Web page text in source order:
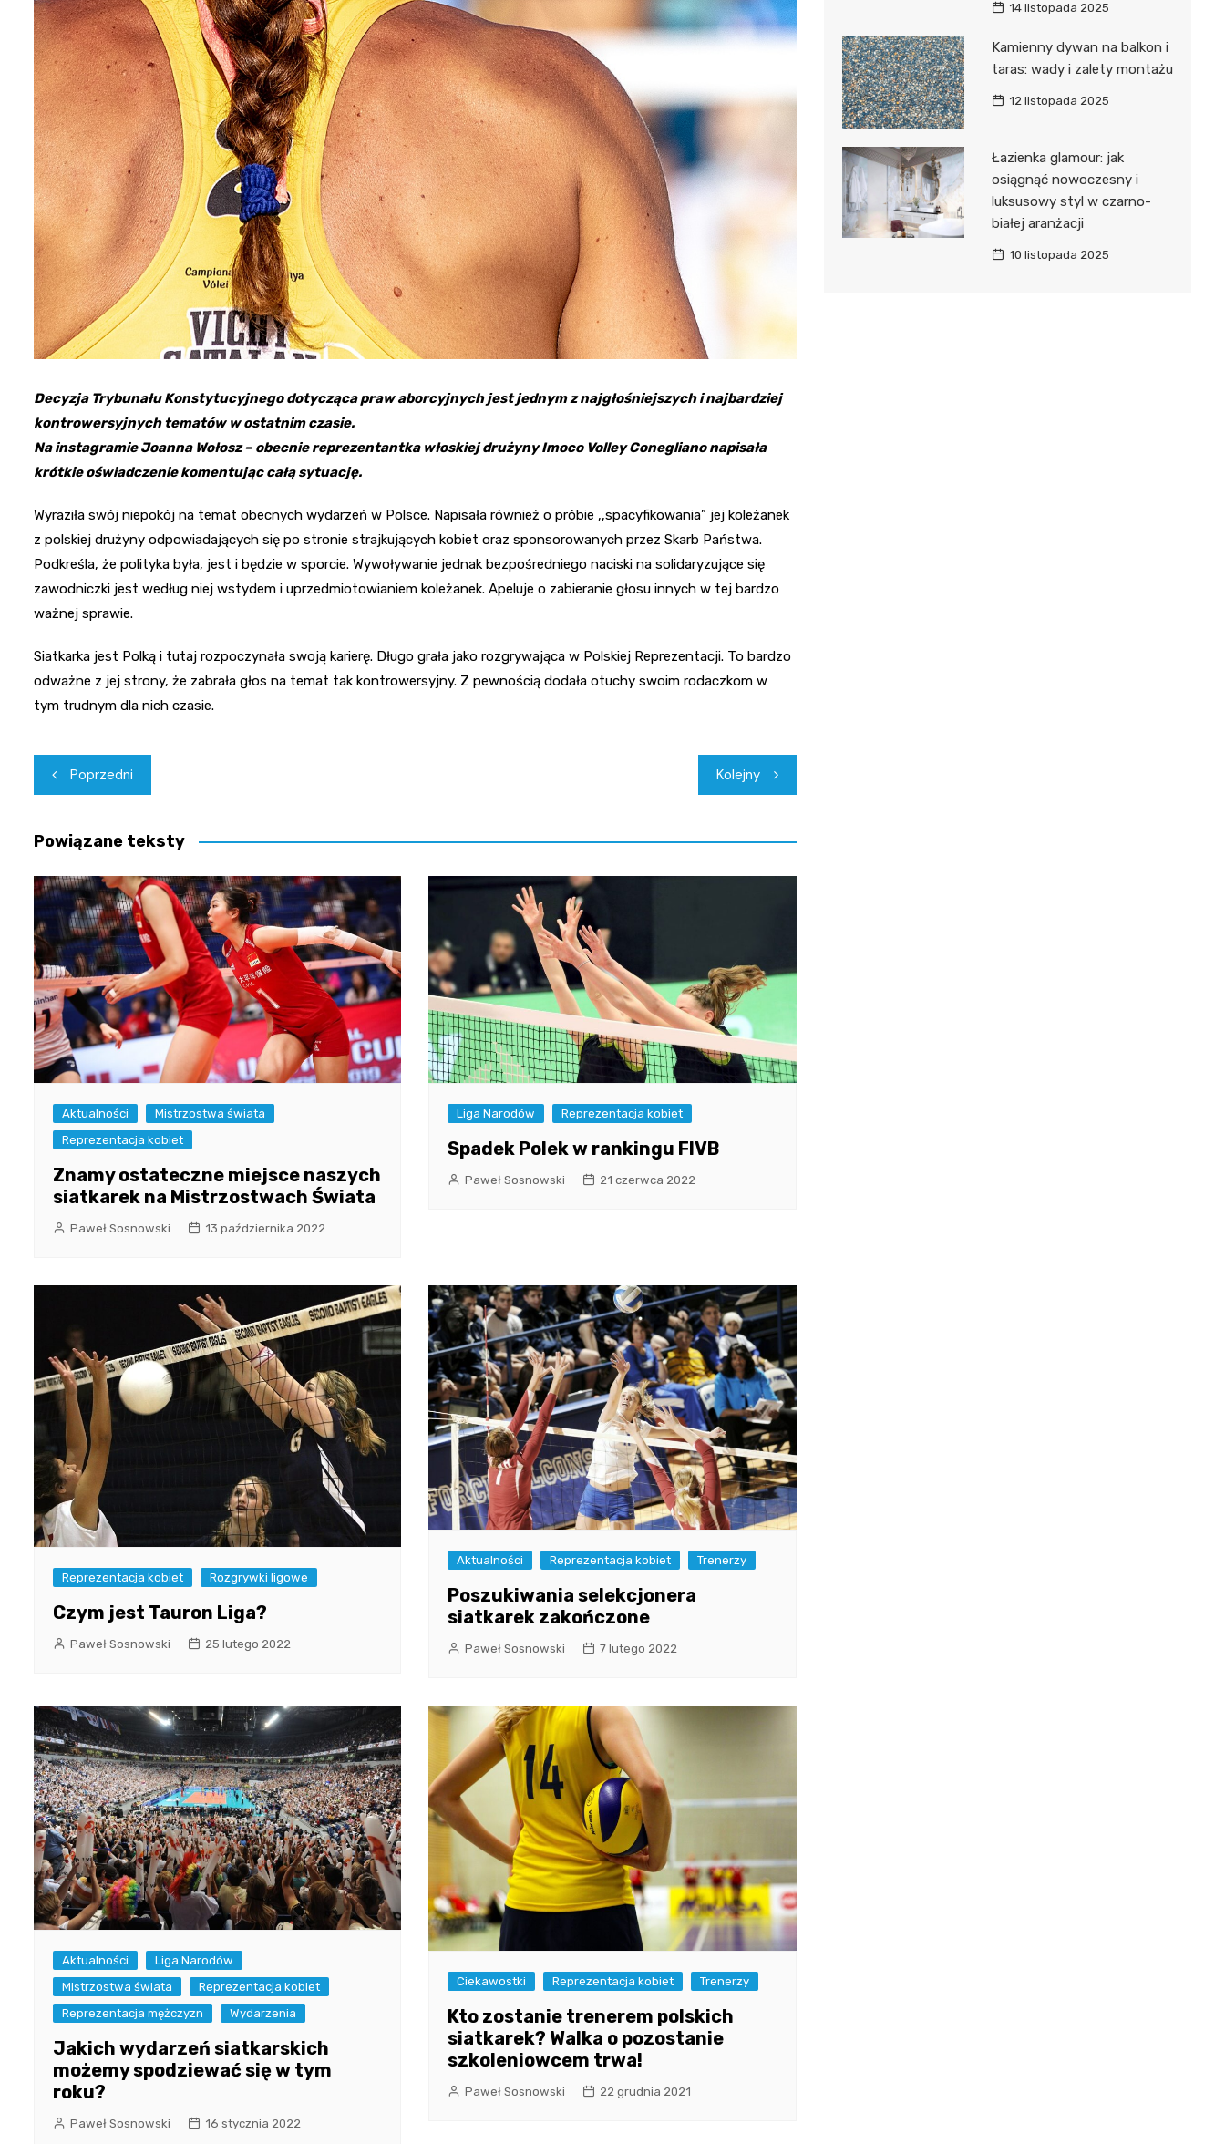
Decyzja Trybunału Konstytucyjnego dotycząca praw aborcyjnych jest jednym z najgłośniejszych i najbardziej
kontrowersyjnych tematów w ostatnim czasie.
Na instagramie Joanna Wołosz – obecnie reprezentantka włoskiej drużyny Imoco Volley Conegliano napisała
krótkie oświadczenie komentując całą sytuację.
Wyraziła swój niepokój na temat obecnych wydarzeń w Polsce. Napisała również o próbie ,,spacyfikowania” jej koleżanek
z polskiej drużyny odpowiadających się po stronie strajkujących kobiet oraz sponsorowanych przez Skarb Państwa.
Podkreśla, że polityka była, jest i będzie w sporcie. Wywoływanie jednak bezpośredniego naciski na solidaryzujące się
zawodniczki jest według niej wstydem i uprzedmiotowianiem koleżanek. Apeluje o zabieranie głosu innych w tej bardzo
ważnej sprawie.
Siatkarka jest Polką i tutaj rozpoczynała swoją karierę. Długo grała jako rozgrywająca w Polskiej Reprezentacji. To bardzo
odważne z jej strony, że zabrała głos na temat tak kontrowersyjny. Z pewnością dodała otuchy swoim rodaczkom w
tym trudnym dla nich czasie.
Nawigacja
wpisu
Poprzedni Kolejny
Powiązane teksty
Aktualności
Mistrzostwa świata
Reprezentacja kobiet
Znamy ostateczne miejsce naszych
siatkarek na Mistrzostwach Świata
Paweł Sosnowski 13 października 2022
Liga Narodów Reprezentacja kobiet
Spadek Polek w rankingu FIVB
Paweł Sosnowski 21 czerwca 2022
Reprezentacja kobiet Rozgrywki ligowe
Czym jest Tauron Liga?
Paweł Sosnowski 25 lutego 2022
Aktualności Reprezentacja kobiet Trenerzy
Poszukiwania selekcjonera
siatkarek zakończone
Paweł Sosnowski 7 lutego 2022
Aktualności
Liga Narodów
Mistrzostwa świata
Reprezentacja kobiet
Reprezentacja mężczyzn
Wydarzenia
Jakich wydarzeń siatkarskich
możemy spodziewać się w tym
roku?
Paweł Sosnowski 16 stycznia 2022
Ciekawostki Reprezentacja kobiet Trenerzy
Kto zostanie trenerem polskich
siatkarek? Walka o pozostanie
szkoleniowcem trwa!
Paweł Sosnowski 22 grudnia 2021
14 listopada 2025
Kamienny dywan na balkon i
taras: wady i zalety montażu
12 listopada 2025
Łazienka glamour: jak
osiągnąć nowoczesny i
luksusowy styl w czarno-
białej aranżacji
10 listopada 2025